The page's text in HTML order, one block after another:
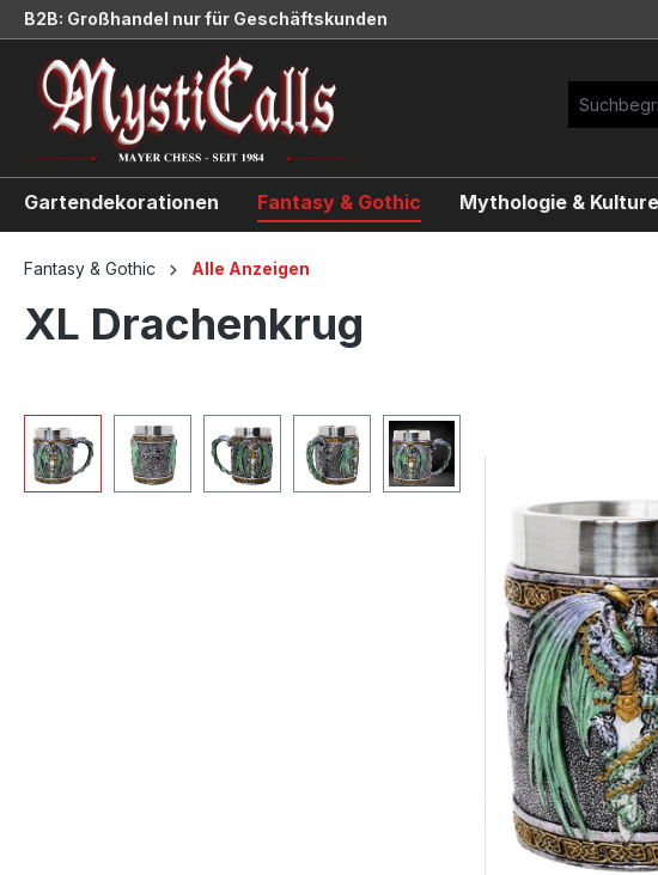
Zur Hauptnavigation springen
B2B: Großhandel nur für Geschäftskunden
Gartendekorationen Fantasy & Gothic Mythologie &
Fantasy & Gothic Alle Anzeigen
XL Drachenkrug
Bildergalerie überspringen